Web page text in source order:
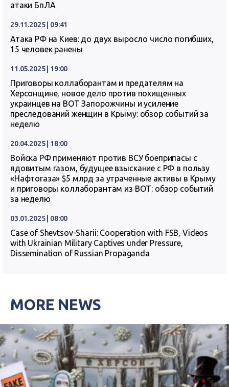
атаки БпЛА
29.11.2025 | 09:41
Атака РФ на Киев: до двух выросло число погибших,
15 человек ранены
11.05.2025 | 19:00
Приговоры коллаборантам и предателям на
Херсонщине, новое дело против похищенных
украинцев на ВОТ Запорожчины и усиление
преследований женщин в Крыму: обзор событий за
неделю
20.04.2025 | 18:00
Войска РФ применяют против ВСУ боеприпасы с
ядовитым газом, будущее взыскание с РФ в пользу
«Нафтогаза» $5 млрд за утраченные активы в Крыму
и приговоры коллаборантам из ВОТ: обзор событий
за неделю
03.01.2025 | 08:00
Case of Shevtsov-Sharii: Cooperation with FSB, Videos
with Ukrainian Military Captives under Pressure,
Dissemination of Russian Propaganda
MORE NEWS